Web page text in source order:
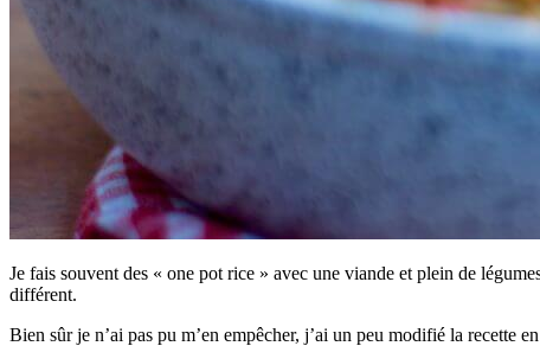
Je fais souvent des « one pot rice » avec une viande et plein de
différent.
Bien sûr je n’ai pas pu m’en empêcher, j’ai un peu modifié la recette